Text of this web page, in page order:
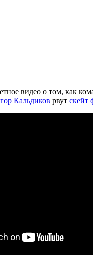
видео о том, как
Кальдиков рвут скейт